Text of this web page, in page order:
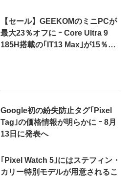
【セール】GEEKOMのミニPCが
最大23％オフに ｰ Core Ultra 9
185H搭載の｢IT13 Max｣が15％オ
Google初の紛失防止タグ｢Pixel
Tag｣の価格情報が明らかに ｰ 8月
13日に発表へ
｢Pixel Watch 5｣にはステフィン・
カリー特別モデルが用意されるこ